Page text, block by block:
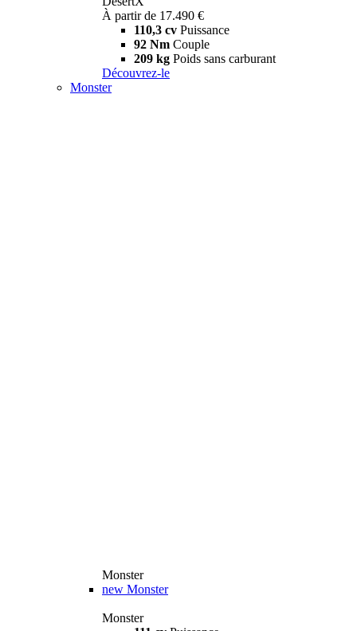
À partir de 17.490 €
110,3 cv Puissance
92 Nm Couple
209 kg Poids sans carburant
Découvrez-le
Monster
Monster
new Monster
Monster